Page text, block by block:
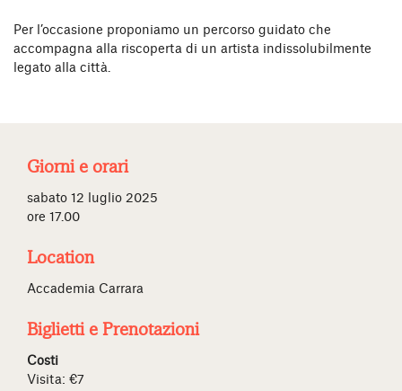
Per l’occasione proponiamo un percorso guidato che
accompagna alla riscoperta di un artista indissolubilmente
legato alla città.
Giorni e orari
sabato 12 luglio 2025
ore 17.00
Location
Accademia Carrara
Biglietti e Prenotazioni
Costi
Visita: €7